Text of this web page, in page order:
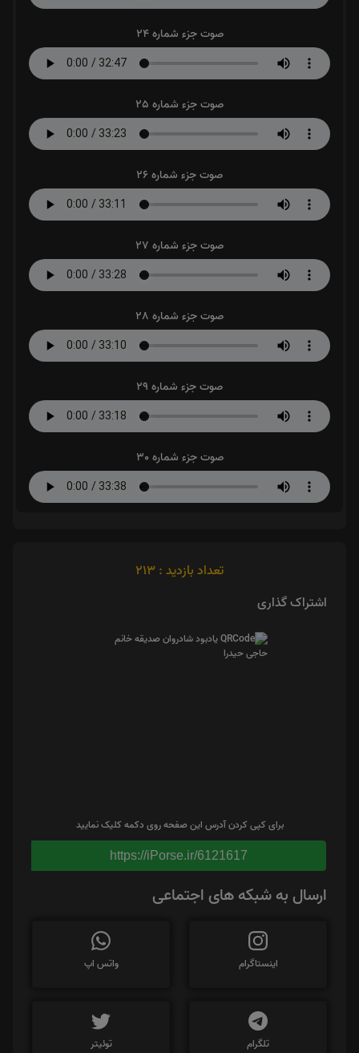
صوت جزء شماره 24
صوت جزء شماره 25
صوت جزء شماره 26
صوت جزء شماره 27
صوت جزء شماره 28
صوت جزء شماره 29
صوت جزء شماره 30
تعداد بازدید : 213
اشتراک گذاری
برای کپی کردن آدرس این صفحه روی دکمه کلیک نمایید
https://iPorse.ir/6121617
ارسال به شبکه های اجتماعی
اینستاگرام واتس اپ
تلگرام توئیتر